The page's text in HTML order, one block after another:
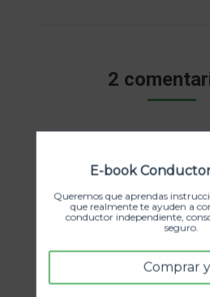
2
YULIANA
dice:
enero 2, 2018
Hola cuando
este curso
estoy
E-book
Queremos que aprendas
que realmente te ayuden a
conductor independiente,
seguro.
Comprar